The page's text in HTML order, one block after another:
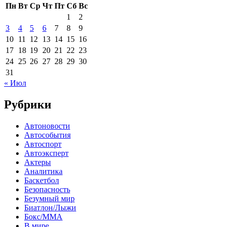
Пн Вт Ср Чт Пт Сб Вс
1
2
3
4 5 6 7 8
9
10 11 12 13 14 15 16
17 18 19 20 21 22 23
24 25 26 27 28 29 30
31
« Июл
Рубрики
Автоновости
Автособытия
Автоспорт
Автоэксперт
Актеры
Аналитика
Баскетбол
Безопасность
Безумный мир
Биатлон/Лыжи
Бокс/MMA